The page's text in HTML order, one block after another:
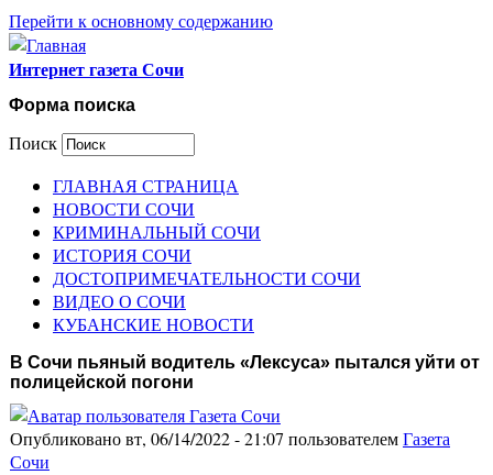
Перейти к основному содержанию
Интернет газета Сочи
Форма поиска
Поиск
ГЛАВНАЯ СТРАНИЦА
НОВОСТИ СОЧИ
КРИМИНАЛЬНЫЙ СОЧИ
ИСТОРИЯ СОЧИ
ДОСТОПРИМЕЧАТЕЛЬНОСТИ СОЧИ
ВИДЕО О СОЧИ
КУБАНСКИЕ НОВОСТИ
В Сочи пьяный водитель «Лексуса» пытался уйти от
полицейской погони
Опубликовано вт, 06/14/2022 - 21:07 пользователемГазета
Сочи